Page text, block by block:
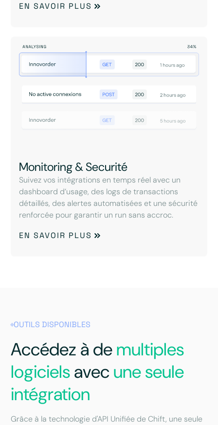
EN SAVOIR PLUS
Monitoring & Securité
Suivez vos intégrations en temps réel avec un
dashboard d’usage, des logs de transactions
détaillés, des alertes automatisées et une sécurité
renforcée pour garantir un run sans accroc.
EN SAVOIR PLUS
OUTILS DISPONIBLES
Accédez à demultiples
logicielsavec une seule
intégration
Grâce à la technologie d'API Unifiée de Chift, une seule